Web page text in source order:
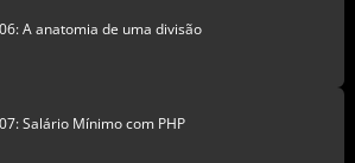
A anatomia de uma divisão
Salário Mínimo com PHP